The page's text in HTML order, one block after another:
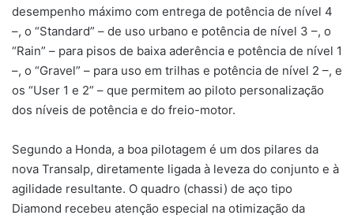
desempenho máximo com entrega de potência de nível 4
–, o “Standard” – de uso urbano e potência de nível 3 –, o
“Rain” – para pisos de baixa aderência e potência de nível 1
–, o “Gravel” – para uso em trilhas e potência de nível 2 –, e
os “User 1 e 2” – que permitem ao piloto personalização
dos níveis de potência e do freio-motor.
Segundo a Honda, a boa pilotagem é um dos pilares da
nova Transalp, diretamente ligada à leveza do conjunto e à
agilidade resultante. O quadro (chassi) de aço tipo
Diamond recebeu atenção especial na otimização da